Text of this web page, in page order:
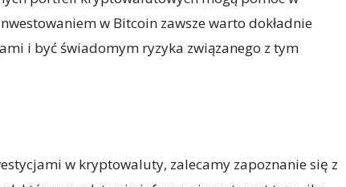
w Bitcoin zawsze warto dokładnie
i być świadomym ryzyka związanego z tym
w kryptowaluty, zalecamy zapoznanie się z